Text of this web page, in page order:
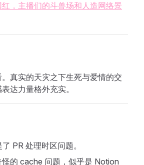
，主播们的斗兽场和人造网络景
真实的天灾之下生死与爱情的交
达力量格外充实。
了 PR 处理时区问题。
的 cache 问题，似乎是 Notion